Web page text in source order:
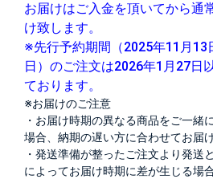
お届けはご入金を頂いてから通
け致します。
※先行予約期間（2025年11月13
日）のご注文は2026年1月27日
ております。
※お届けのご注意
・お届け時期の異なる商品をご一緒
場合、納期の遅い方に合わせてお届
・発送準備が整ったご注文より発送
によってお届け時期に差が生じる場